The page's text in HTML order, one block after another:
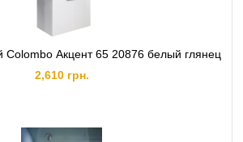
Colombo Акцент 65 20876 белый глянец
2,610 грн.